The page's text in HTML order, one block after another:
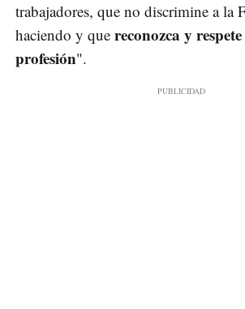
trabajadores, que no discrimine a la
haciendo y que reconozca y
profesión".